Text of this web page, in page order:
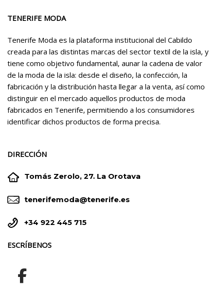
TENERIFE MODA
Tenerife Moda es la plataforma institucional del Cabildo
creada para las distintas marcas del sector textil de la isla, y
tiene como objetivo fundamental, aunar la cadena de valor
de la moda de la isla: desde el diseño, la confección, la
fabricación y la distribución hasta llegar a la venta, así como
distinguir en el mercado aquellos productos de moda
fabricados en Tenerife, permitiendo a los consumidores
identificar dichos productos de forma precisa.
DIRECCIÓN

 Tomás Zerolo, 27. La Orotava

 tenerifemoda@tenerife.es

 +34 922 445 715
ESCRÍBENOS